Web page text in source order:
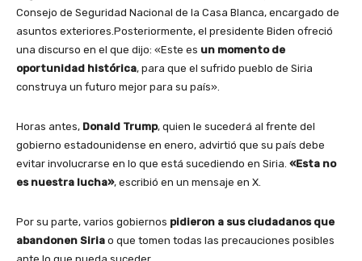
Consejo de Seguridad Nacional de la Casa Blanca, encargado de
asuntos exteriores.Posteriormente, el presidente Biden ofreció
una discurso en el que dijo: «Este es un momento de
oportunidad histórica, para que el sufrido pueblo de Siria
construya un futuro mejor para su país».
Horas antes, Donald Trump, quien le sucederá al frente del
gobierno estadounidense en enero, advirtió que su país debe
evitar involucrarse en lo que está sucediendo en Siria. «Esta no
es nuestra lucha», escribió en un mensaje en X.
Por su parte, varios gobiernos pidieron a sus ciudadanos que
abandonen Siria o que tomen todas las precauciones posibles